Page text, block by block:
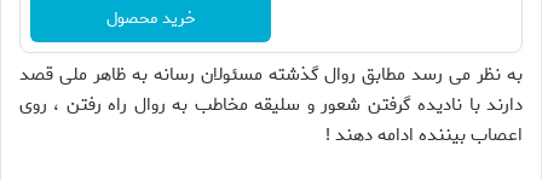
خرید محصول
به نظر می رسد مطابق روال گذشته مسئولان رسانه به ظاهر ملی قصد
دارند با نادیده گرفتن شعور و سلیقه مخاطب به روال راه رفتن ، روی
اعصاب بیننده ادامه دهند !